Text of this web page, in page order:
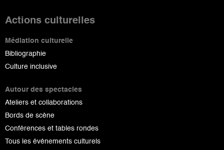
Actions culturelles
Médiation culturelle
Bibliographie
Culture inclusive
Autour des spectacles
Ateliers et collaborations
Bords de scène
Conférences et tables rondes
Tous les événements culturels